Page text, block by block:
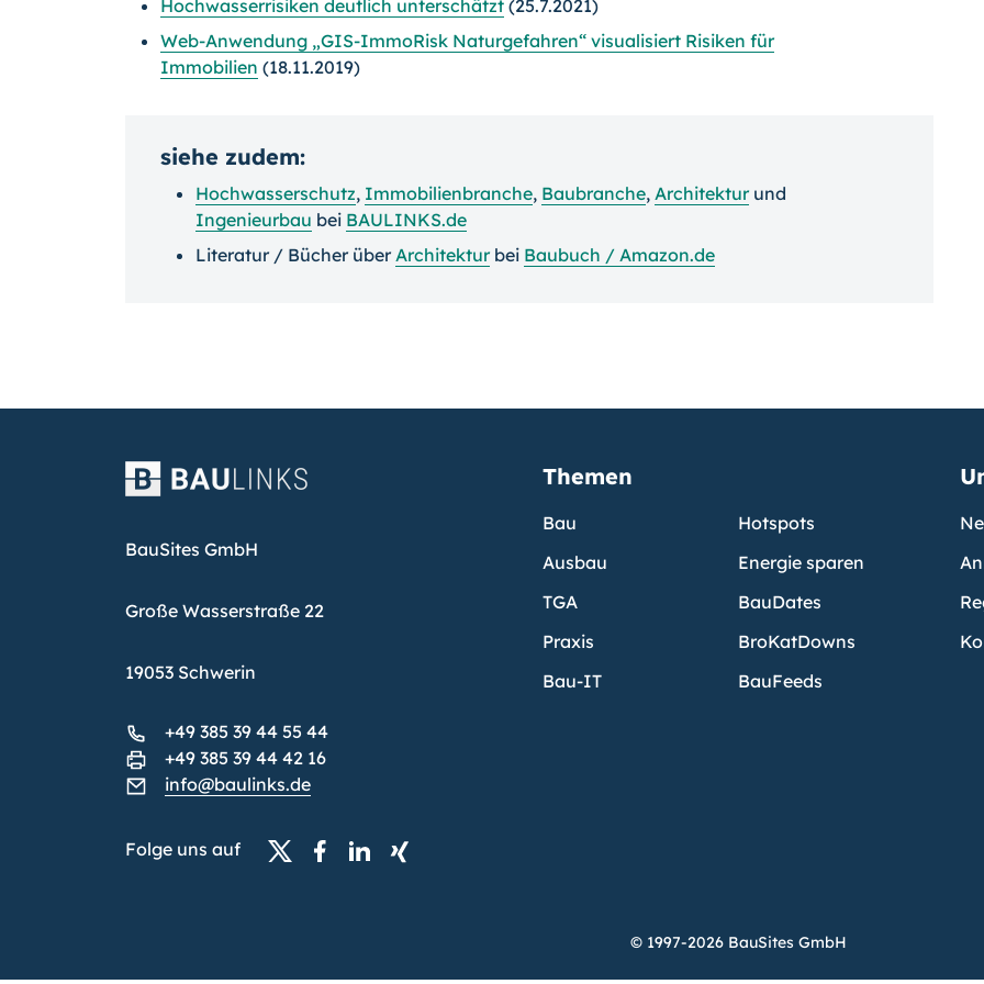
Hochwasserrisiken deutlich unterschätzt (25.7.2021)
Web-Anwendung „GIS-ImmoRisk Naturgefahren“ visualisiert Risiken für
Immobilien (18.11.2019)
siehe zudem:
Hochwasserschutz, Immobilienbranche, Baubranche, Architekturund
Ingenieurbau bei BAULINKS.de
Literatur / Bücher überArchitekturbei Baubuch / Amazon.de
BauSites GmbH
Große Wasserstraße 22
19053 Schwerin
+49 385 39 44 55 44
+49 385 39 44 42 16
info@baulinks.de
Folge uns auf
Themen
Bau
Ausbau
TGA
Praxis
Bau-IT
Hotspots
Energie sparen
BauDates
BroKatDowns
BauFeeds
© 1997-2026 BauSites GmbH